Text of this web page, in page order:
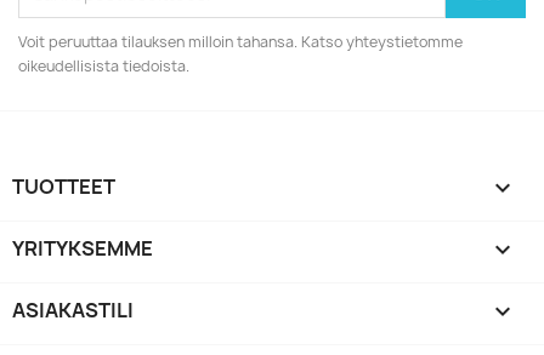
Voit peruuttaa tilauksen milloin tahansa. Katso yhteystietomme
oikeudellisista tiedoista.
TUOTTEET 
YRITYKSEMME 
ASIAKASTILI 